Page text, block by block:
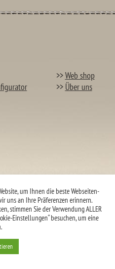
>>Web shop
>> Über uns
um Ihnen die beste Webseiten-
uns an Ihre Präferenzen erinnern.
stimmen Sie der Verwendung ALLER
Einstellungen“ besuchen, um eine